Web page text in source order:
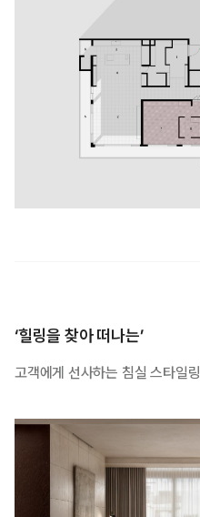
‘힐링을 찾아 떠나는’
고객에게 선사하는 침실 스타일링